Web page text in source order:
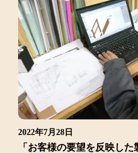
2022年7月28日
「お客様の要望を反映し